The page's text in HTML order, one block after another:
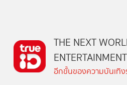
THE NEXT
ENTERTAINMENT
อีกขั้นของความบันเทิ